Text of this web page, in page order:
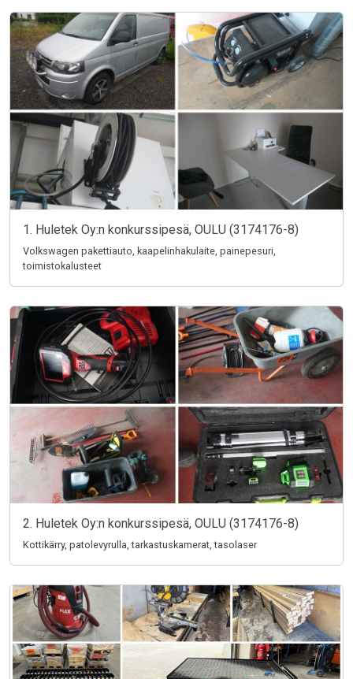
1. Huletek Oy:n konkurssipesä, OULU (3174176-8)
Volkswagen pakettiauto, kaapelinhakulaite, painepesuri,
toimistokalusteet
2. Huletek Oy:n konkurssipesä, OULU (3174176-8)
Kottikärry, patolevyrulla, tarkastuskamerat, tasolaser